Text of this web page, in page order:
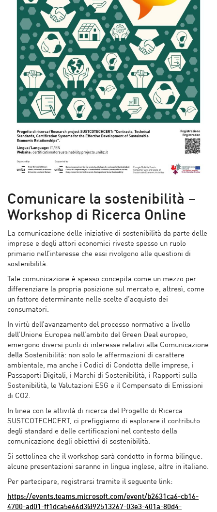
Comunicare la sostenibilità –
Workshop di Ricerca Online
La comunicazione delle iniziative di sostenibilità da parte delle
imprese e degli attori economici riveste spesso un ruolo
primario nell’interesse che essi rivolgono alle questioni di
sostenibilità.
Tale comunicazione è spesso concepita come un mezzo per
differenziare la propria posizione sul mercato e, altresì, come
un fattore determinante nelle scelte d’acquisto dei
consumatori.
In virtù dell’avanzamento del processo normativo a livello
dell’Unione Europea nell’ambito del Green Deal europeo,
emergono diversi punti di interesse relativi alla Comunicazione
della Sostenibilità: non solo le affermazioni di carattere
ambientale, ma anche i Codici di Condotta delle imprese, i
Passaporti Digitali, i Marchi di Sostenibilità, i Rapporti sulla
Sostenibilità, le Valutazioni ESG e il Compensato di Emissioni
di CO2.
In linea con le attività di ricerca del Progetto di Ricerca
SUSTCOTECHCERT, ci prefiggiamo di esplorare il contributo
degli standard e delle certificazioni nel contesto della
comunicazione degli obiettivi di sostenibilità.
Si sottolinea che il workshop sarà condotto in forma bilingue:
alcune presentazioni saranno in lingua inglese, altre in italiano.
Per partecipare, registrarsi tramite il seguente link:
https://events.teams.microsoft.com/event/b2631ca6-cb16-
4700-ad01-ff1dca5e66d3@92513267-03e3-401a-80d4-